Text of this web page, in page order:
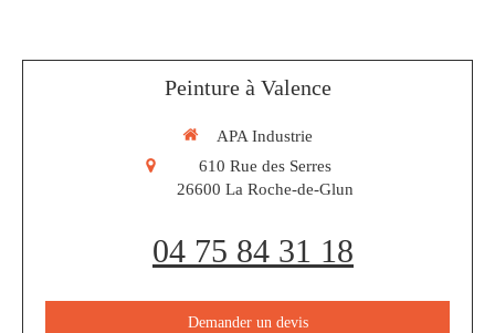
Peinture à Valence
APA Industrie
610 Rue des Serres
26600 La Roche-de-Glun
04 75 84 31 18
Demander un devis